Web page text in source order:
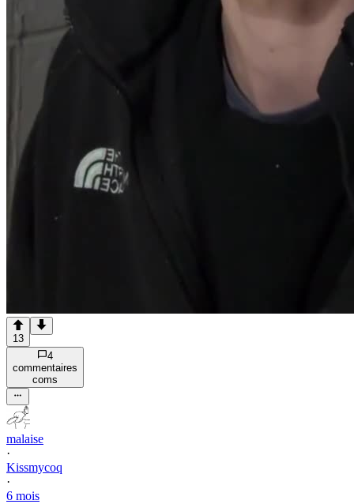
13
4
commentaires
coms
malaise
·
Kissmycoq
·
6 mois